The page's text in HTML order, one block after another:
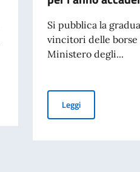
Si pubblica la
vincitori delle borse
Ministero degli...
LeggiAssegnazione